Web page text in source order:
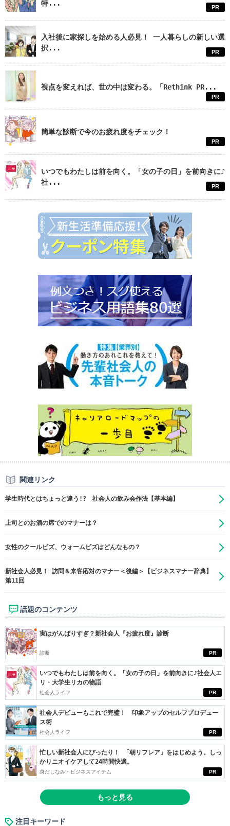
特... PR
入社後に家探しを始める人必見！ 一人暮らしの新しい選
択...
PR
視点を変えれば、世の中は変わる。「Rethink PR...
PR
簡単な診断で今のお疲れ度をチェック！
PR
いつでもわたしは前を向く。「女の子の日」を前向きに♪
社...
PR
関連リンク
学生時代とはちょっと違う!? 社会人の飲み会作法【基本編】
上司とのお酒の席でのマナーは？
女性のクールビズ、ウォームビズはどんなもの？
新社会人必見！ 訪問＆来客応対のマナー＜後編＞【ビジネスマナー辞典】
第11回
話題のコンテンツ
PR
実はがんばりすぎ？新社会人『お疲れ度』診断
診断
PR
いつでもわたしは前を向く。「女の子の日」を前向きに♪社会人エ
リ・大学生リカの物語
社会人ライフ
PR
社会人デビューもこれで完璧！ 印象アップのセルフプロデュー
ス術
社会人ライフ
PR
忙しい新社会人にぴったり！ 「朝リフレア」をはじめよう。しっ
かりニオイケアして24時間快適。
身だしなみ・ビジネスアイテム
もっと見る
注目キーワード